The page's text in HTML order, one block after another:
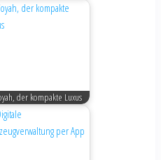
der kompakte Luxus